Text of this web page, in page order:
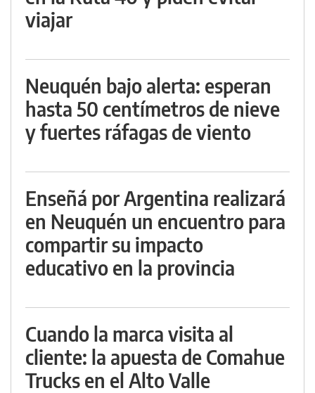
viajar
Neuquén bajo alerta: esperan
hasta 50 centímetros de nieve
y fuertes ráfagas de viento
Enseñá por Argentina realizará
en Neuquén un encuentro para
compartir su impacto
educativo en la provincia
Cuando la marca visita al
cliente: la apuesta de Comahue
Trucks en el Alto Valle